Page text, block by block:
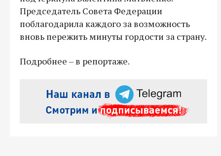
Председатель Совета Федерации
поблагодарила каждого за возможность
вновь пережить минуты гордости за страну.
Подробнее – в репортаже.